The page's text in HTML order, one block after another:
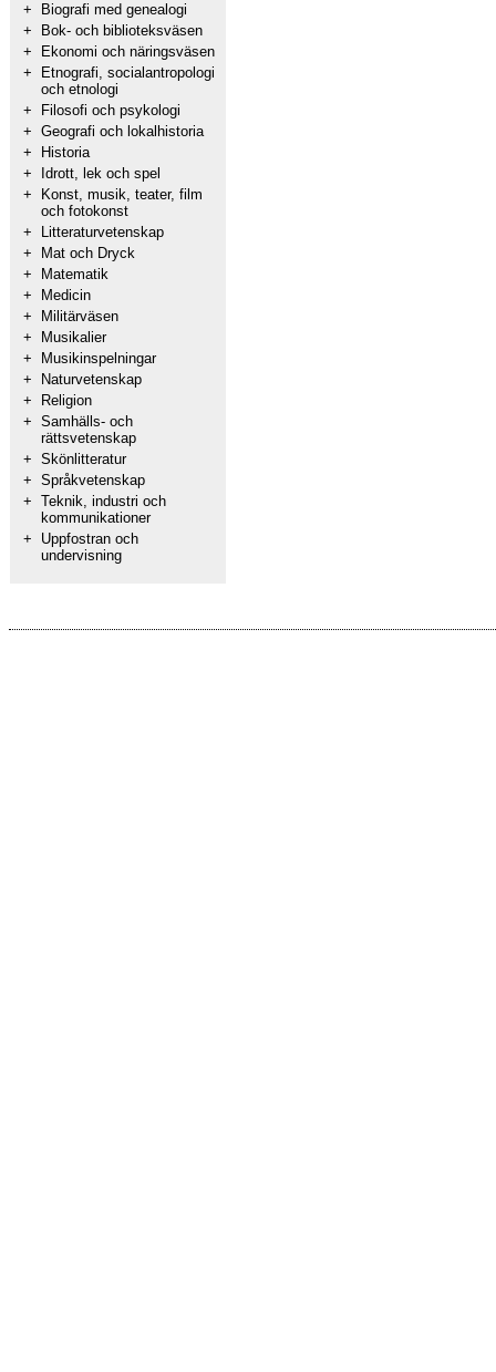
+
Biografi med genealogi
+
Bok- och biblioteksväsen
+
Ekonomi och näringsväsen
+
Etnografi, socialantropologi
och etnologi
+
Filosofi och psykologi
+ Geografi och lokalhistoria
+
Historia
+
Idrott, lek och spel
+
Konst, musik, teater, film
och fotokonst
+
Litteraturvetenskap
+
Mat och Dryck
+
Matematik
+
Medicin
+
Militärväsen
+
Musikalier
+
Musikinspelningar
+
Naturvetenskap
+
Religion
+ Samhälls- och
rättsvetenskap
+ Skönlitteratur
+ Språkvetenskap
+ Teknik, industri och
kommunikationer
+
Uppfostran och
undervisning